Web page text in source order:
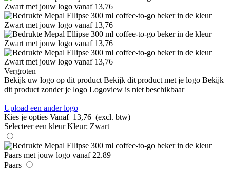
Vergroten
Bekijk uw logo op dit product Bekijk dit product met je logo Bekijk
dit product zonder je logo Logoview is niet beschikbaar
Upload een ander logo
Kies je opties Vanaf 13,76 (excl. btw)
Selecteer een kleur Kleur: Zwart
Paars